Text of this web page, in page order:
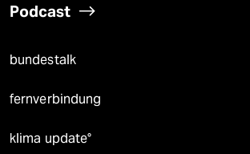
Podcast
bundestalk
fernverbindung
klima update°